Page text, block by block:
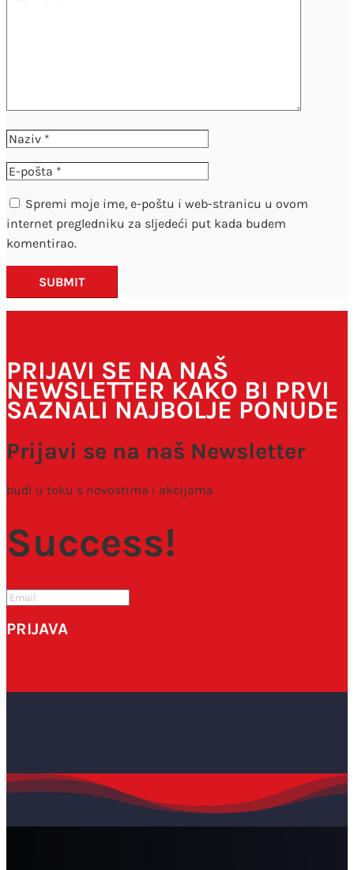
Spremi moje ime, e-poštu i web-stranicu u ovom
internet pregledniku za sljedeći put kada budem
komentirao.
SUBMIT
PRIJAVI SE NA NAŠ
NEWSLETTER KAKO BI PRVI
SAZNALI NAJBOLJE PONUDE
Prijavi se na naš Newsletter
budi u toku s novostima i akcijama
Success!
PRIJAVA